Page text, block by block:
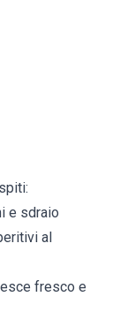
e sdraio
al
fresco e